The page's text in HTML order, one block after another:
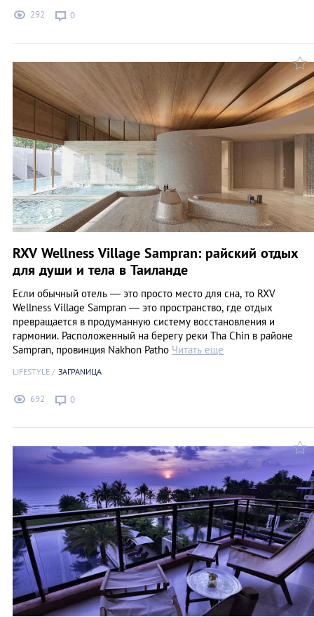
292 0
RXV Wellness Village Sampran: райский отдых
для души и тела в Таиланде
Если обычный отель — это просто место для сна, то RXV
Wellness Village Sampran — это пространство, где отдых
превращается в продуманную систему восстановления и
гармонии. Расположенный на берегу реки Tha Chin в районе
Sampran, провинция Nakhon Patho Читать еще
LIFESTYLE ЗАГРАNИЦА
692 0